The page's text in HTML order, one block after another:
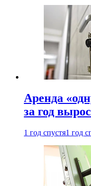
Аренда
за год
1 год спустя1 год